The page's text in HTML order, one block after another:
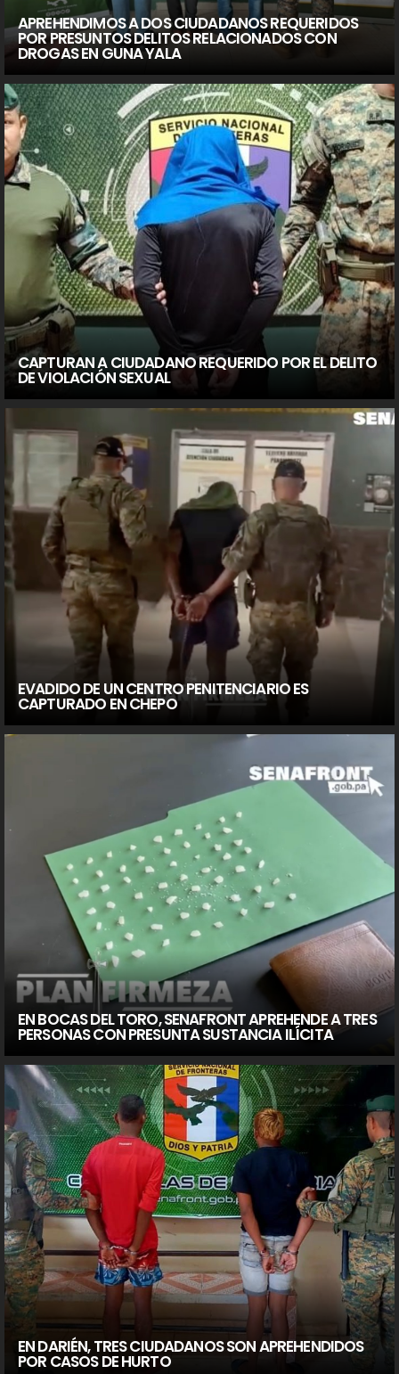
APREHENDIMOS A DOS CIUDADANOS REQUERIDOS
POR PRESUNTOS DELITOS RELACIONADOS CON
DROGAS EN GUNA YALA
CAPTURAN A CIUDADANO REQUERIDO POR EL DELITO
DE VIOLACIÓN SEXUAL
EVADIDO DE UN CENTRO PENITENCIARIO ES
CAPTURADO EN CHEPO
EN BOCAS DEL TORO, SENAFRONT APREHENDE A TRES
PERSONAS CON PRESUNTA SUSTANCIA ILÍCITA
EN DARIÉN, TRES CIUDADANOS SON APREHENDIDOS
POR CASOS DE HURTO